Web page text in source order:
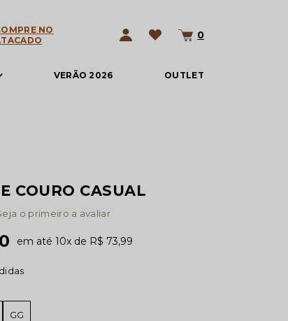
NO
0
VERÃO 2026 OUTLET
COURO CASUAL
o primeiro a avaliar
10x R$ 73,99
GG